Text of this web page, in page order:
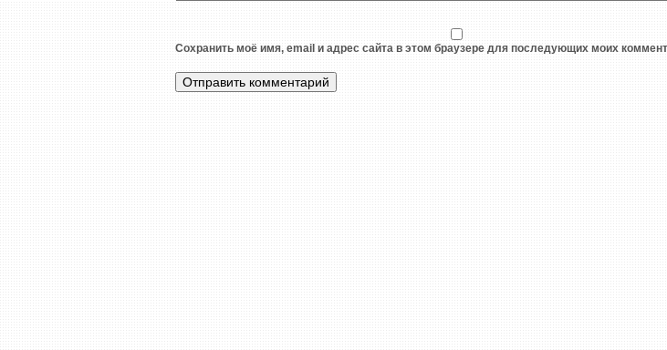
Сохранить моё имя, email и адрес сайта в этом браузере для последующих моих